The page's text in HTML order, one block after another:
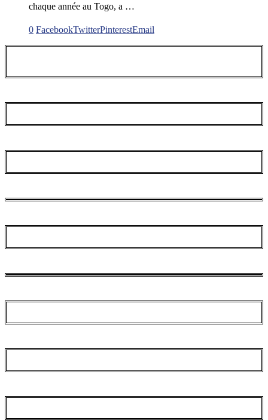
chaque année au Togo, a …
0 FacebookTwitterPinterestEmail